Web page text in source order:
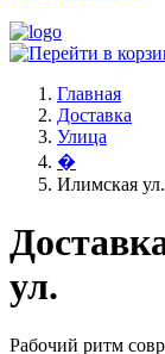
Главная
Доставка
Улица
�
Илимская ул.
ул.
Рабочий ритм